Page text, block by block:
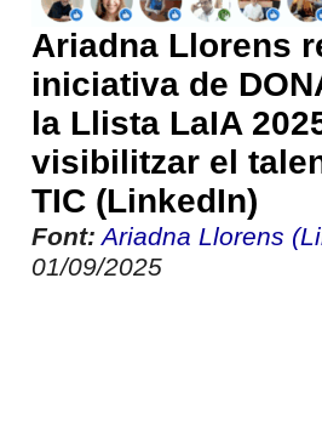
Ariadna Llorens
iniciativa de
la Llista LaIA
visibilitzar el
TIC (LinkedIn)
Font: Ariadna Llorens
01/09/2025